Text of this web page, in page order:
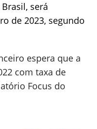
será
de 2023, segundo
espera que a
com taxa de
Focus do